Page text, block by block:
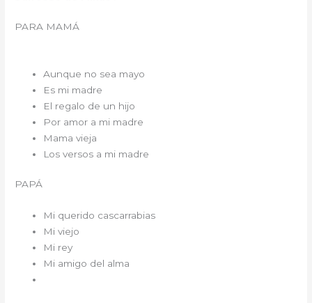
PARA MAMÁ
Aunque no sea mayo
Es mi madre
El regalo de un hijo
Por amor a mi madre
Mama vieja
Los versos a mi madre
PAPÁ
Mi querido cascarrabias
Mi viejo
Mi rey
Mi amigo del alma